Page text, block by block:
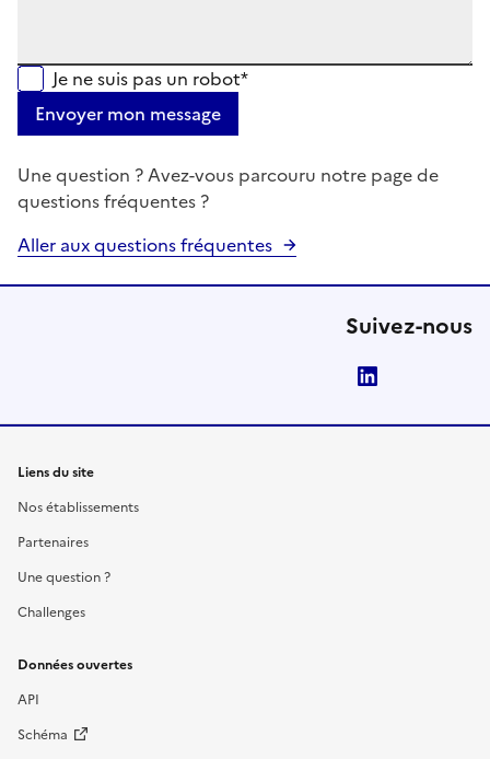
Je ne suis pas un robot*
Envoyer mon message
Une question ? Avez-vous parcouru notre page de
questions fréquentes ?
Aller aux questions fréquentes
Suivez-nous
Liens du site
Nos établissements
Partenaires
Une question ?
Challenges
Données ouvertes
API
Schéma